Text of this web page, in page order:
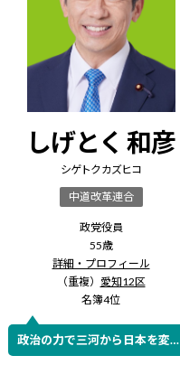
しげとく 和彦
シゲトク カズヒコ
中道改革連合
政党役員
55歳
詳細・プロフィール
（重複） 愛知12区
名簿4位
政治の力で三河から日本を変え
る！ 三河から天下をとる！